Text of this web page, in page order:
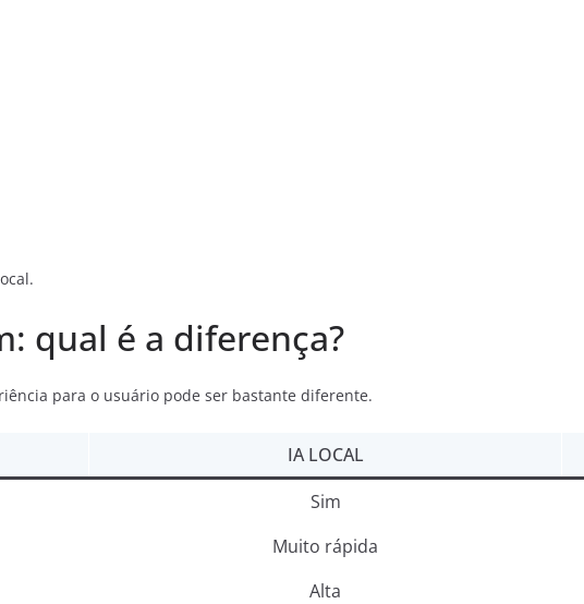
qual é a diferença?
para o usuário pode ser bastante diferente.
IA LOCAL
Sim
Muito rápida
Alta